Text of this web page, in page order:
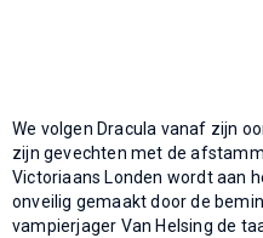
We volgen Dracula vanaf zijn
zijn gevechten met de
Victoriaans Londen wordt aan
onveilig gemaakt door de
vampierjager Van Helsing de